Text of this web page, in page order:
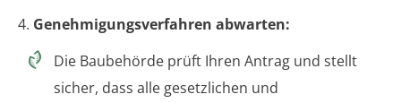
4. Genehmigungsverfahren abwarten:
Die Baubehörde prüft Ihren Antrag und stellt
sicher, dass alle gesetzlichen und